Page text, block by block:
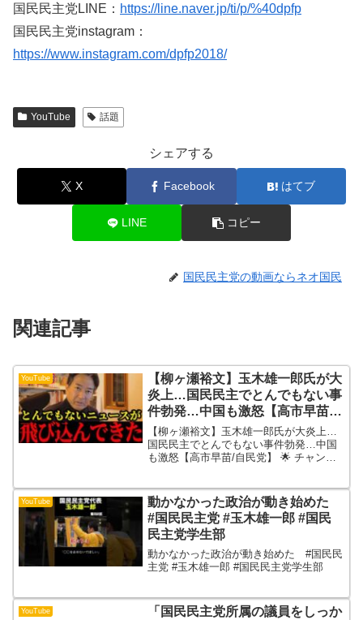
国民民主党LINE： https://line.naver.jp/ti/p/%40dpfp
国民民主党instagram：
https://www.instagram.com/dpfp2018/
YouTube 話題
シェアする
X Facebook はてブ
LINE コピー
国民民主党の動画ならネオ国民
関連記事
YouTube
【柳ヶ瀬裕文】玉木雄一郎氏が大
炎上…国民民主でとんでもない事
件勃発…中国も激怒【高市早苗/
自民党】
【柳ヶ瀬裕文】玉木雄一郎氏が大炎上…
国民民主でとんでもない事件勃発…中国
も激怒【高市早苗/自民党】 🌟 チャンネ
違う」と思ったこと、ぜひコメントで教
えてください！📝目...
YouTube
動かなかった政治が動き始めた
#国民民主党 #玉木雄一郎 #国民
民主党学生部
動かなかった政治が動き始めた #国民民
主党 #玉木雄一郎 #国民民主党学生部
YouTube
「国民民主党所属の議員をしっか